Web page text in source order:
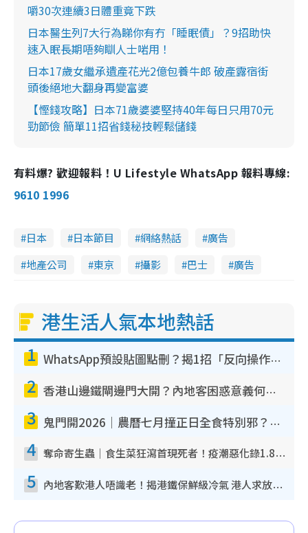
嚼30次連續3日體重竟下跌
日本醫生列7大行為睇你有冇「睡眠債」？9招助快
速入眠長期唔夠瞓人士啱用！
日本17歲女繼承遺產花光2億包養牛郎 破產露宿街
頭後絕地大翻身再變富婆
【慳錢攻略】日本71歲婆婆堅持40年每日只用70元
勁節儉 簡單11招省錢秘技輕鬆儲錢
有料爆? 歡迎報料！U Lifestyle WhatsApp 報料專線:
9610 1996
日本 日本節目 網絡熱話
廣告
地產公司
東京 攝影 巴士 廣告
港生活人氣本地熱話
1 WhatsApp預設貼圖點刪？揭1招「反向操作」還原簡潔介面 附3步實測教學
2 香港山邊鐵閘邊門大開？內地客困惑意義何在！網民神回覆：呢種叫法理性防禦
3 鬼門開2026｜農曆七月撞正日全食特別邪？專家警告切忌做一事！揭4大禁忌+2招保平安
4 奪命寄生蟲｜食生菜狂瀉首現死者！疫潮惡化錄1.8萬宗病例 揭洗菜3大謬誤
5 內地客歎港人唔識老！揭港鐵保鮮級冷氣 港人求放過：咪投訴